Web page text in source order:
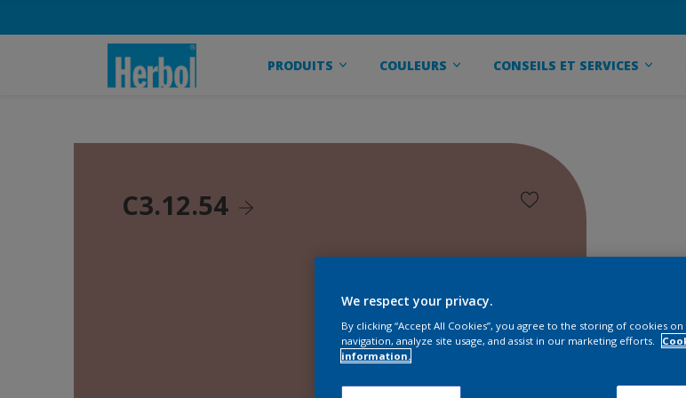
PRODUITS COULEURS CONSEILS ET SERVICES
C3.12.54
We respect your privacy.
By clicking “Accept All Cookies”, you agree to the storing of cookies
navigation, analyze site usage, and assist in our marketing efforts.
information.